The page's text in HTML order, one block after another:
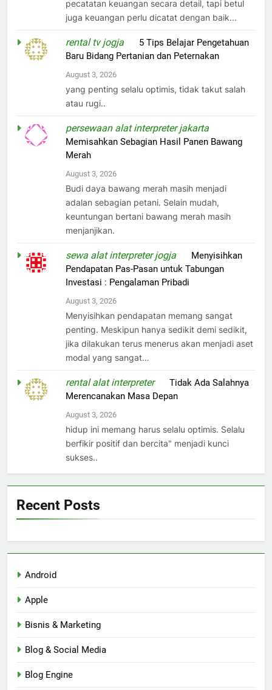
pecatatan keuangan secara detail, tapi betul
juga keuangan perlu dicatat dengan baik...
rental tv jogja
5 Tips Belajar Pengetahuan
Baru Bidang Pertanian dan Peternakan
August 3, 2026
yang penting selalu optimis, tidak takut salah
atau rugi..
persewaan alat interpreter jakarta
Memisahkan Sebagian Hasil Panen Bawang
Merah
August 3, 2026
Budi daya bawang merah masih menjadi
adalan sebagian petani. Selain mudah,
keuntungan bertani bawang merah masih
menjanjikan.
sewa alat interpreter jogja
Menyisihkan
Pendapatan Pas-Pasan untuk Tabungan
Investasi : Pengalaman Pribadi
August 3, 2026
Menyisihkan pendapatan memang sangat
penting. Meskipun hanya sedikit demi sedikit,
jika dilakukan terus menerus akan menjadi aset
modal yang sangat…
rental alat interpreteronTidak Ada Salahnya
Merencanakan Masa Depan
August 3, 2026
hidup ini memang harus selalu optimis. Selalu
berfikir positif dan bercita" menjadi kunci
sukses..
Recent Posts
Android
Apple
Bisnis & Marketing
Blog & Social Media
Blog Engine